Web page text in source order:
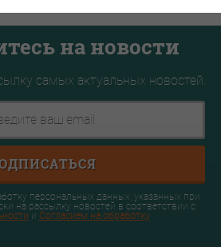
на новости
самых актуальных новостей.
персональных данных, указанных при
на рассылку новостей в соответствии с
и Согласием на обработку